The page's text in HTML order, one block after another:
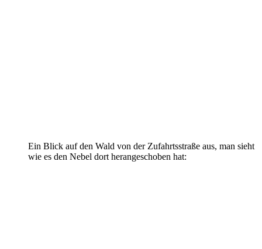
Ein Blick auf den Wald von der Zufahrtsstraße aus, man sieht
wie es den Nebel dort herangeschoben hat: